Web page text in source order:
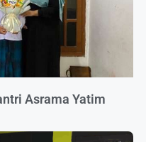
Asrama Yatim